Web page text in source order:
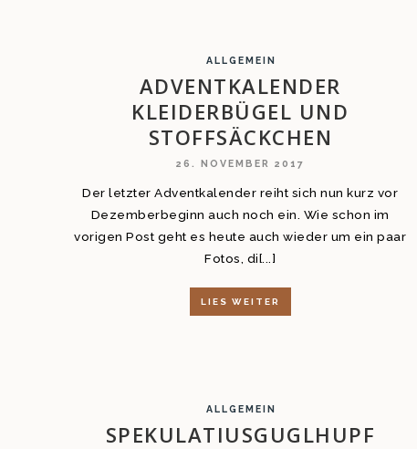
ALLGEMEIN
ADVENTKALENDER
KLEIDERBÜGEL UND
STOFFSÄCKCHEN
26. NOVEMBER 2017
Der letzter Adventkalender reiht sich nun kurz vor
Dezemberbeginn auch noch ein. Wie schon im
vorigen Post geht es heute auch wieder um ein paar
Fotos, di[...]
LIES WEITER
ALLGEMEIN
SPEKULATIUSGUGLHUPF